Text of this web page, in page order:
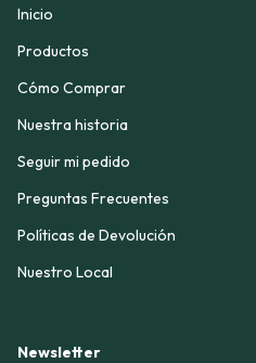
Inicio
Productos
Cómo Comprar
Nuestra historia
Seguir mi pedido
Preguntas Frecuentes
Políticas de Devolución
Nuestro Local
Newsletter